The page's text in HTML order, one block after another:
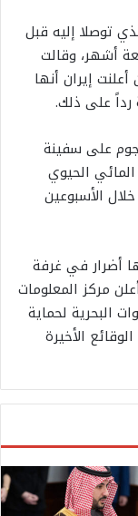
توصلا إليه قبل
أشهر، وقالت
إيران أنها
رداً على ذلك.
على سفينة
الحيوي
الأسبوعين
أضرار في غرفة
مركز المعلومات
البحرية لحماية
الأخيرة